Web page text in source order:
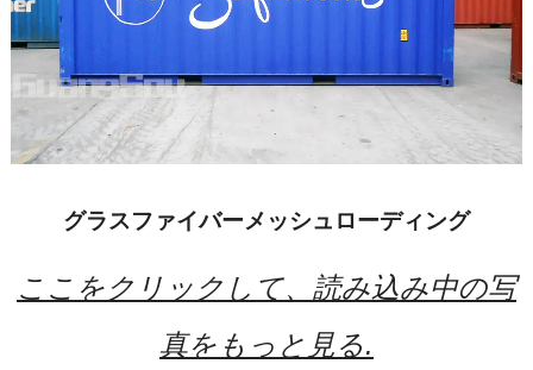
グラスファイバーメッシュローディング
ここをクリックして、読み込み中の写
真をもっと見る.